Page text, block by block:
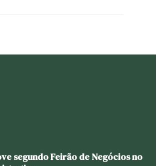
segundo Feirão de Negócios no